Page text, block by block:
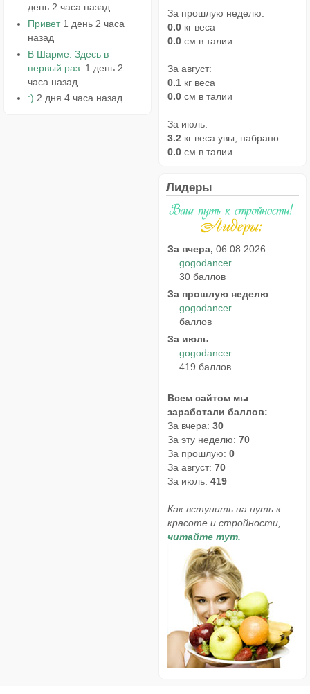
день 2 часа назад
Привет 1 день 2 часа
назад
В Шарме. Здесь в
первый раз. 1 день 2
часа назад
:) 2 дня 4 часа назад
За прошлую неделю:
0.0 кг веса
0.0 см в талии
За август:
0.1 кг веса
0.0 см в талии
За июль:
3.2 кг веса увы, набрано...
0.0 см в талии
Лидеры
За вчера, 06.08.2026
gogodancer
30 баллов
За прошлую неделю
gogodancer
баллов
За июль
gogodancer
419 баллов
Всем сайтом мы
заработали баллов:
За вчера: 30
За эту неделю: 70
За прошлую: 0
За август: 70
За июль: 419
Как вступить на путь к
красоте и стройности,
читайте тут.